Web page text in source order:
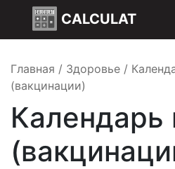
CALCULAT
Главная / Здоровье /
(вакцинации)
Календарь